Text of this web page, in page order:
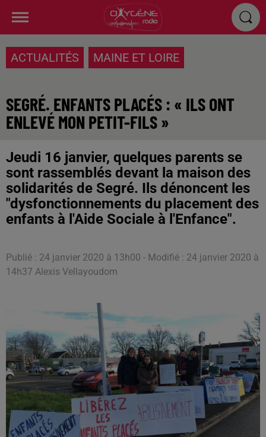
ACTUALITÉS MAINE ET LOIRE
SEGRÉ. ENFANTS PLACÉS : « ILS ONT
ENLEVÉ MON PETIT-FILS »
Jeudi 16 janvier, quelques parents se
sont rassemblés devant la maison des
solidarités de Segré. Ils dénoncent les
"dysfonctionnements du placement des
enfants à l'Aide Sociale à l'Enfance".
Publié : 24 janvier 2020 à 13h00 - Modifié : 24 janvier 2020 à
14h37 Alexis Vellayoudom